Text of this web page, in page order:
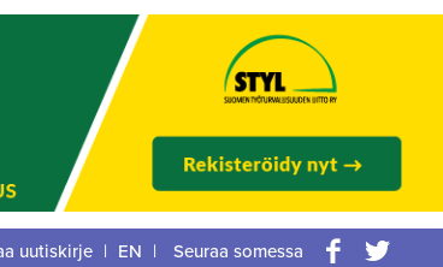
uutiskirje | EN |
Seuraa somessa